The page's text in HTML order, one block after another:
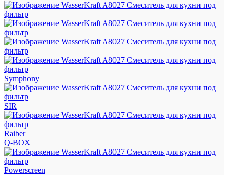
Symphony
SIR
Raiber
Q-BOX
Powerscreen